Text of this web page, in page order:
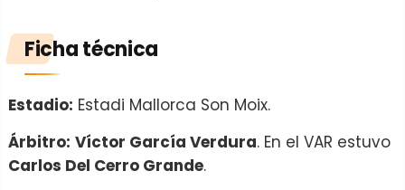
Ficha técnica
Estadio: Estadi Mallorca Son Moix.
Árbitro: Víctor García Verdura. En el VAR estuvo
Carlos Del Cerro Grande.